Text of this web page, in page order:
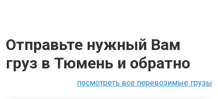
Отправьте нужный Вам
груз в Тюмень и обратно
посмотреть все перевозимые грузы